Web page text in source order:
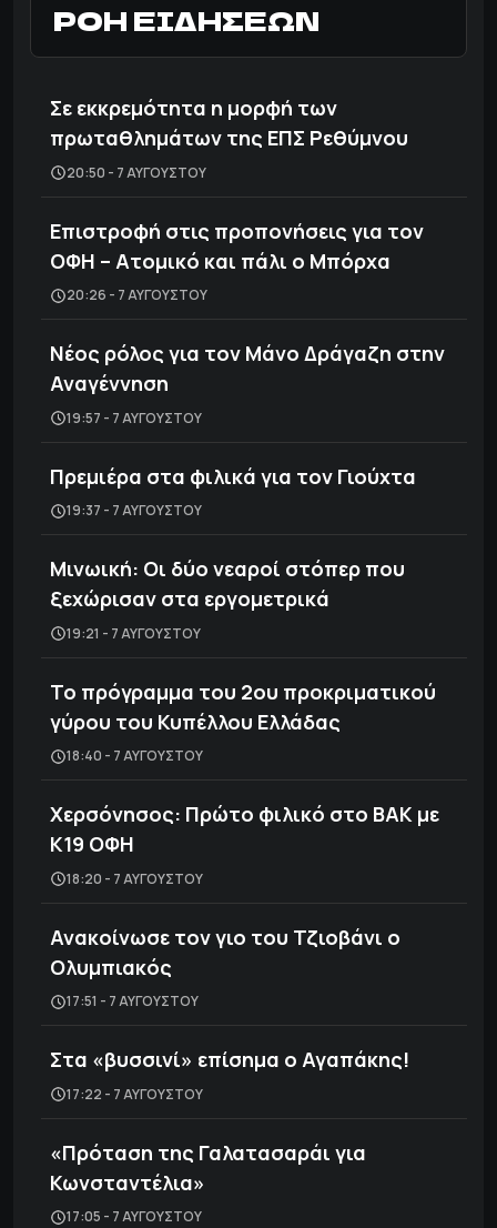
ΡΟΗ ΕΙΔΗΣΕΩΝ
Σε εκκρεμότητα η μορφή των
πρωταθλημάτων της ΕΠΣ Ρεθύμνου
20:50 - 7 ΑΥΓΟΎΣΤΟΥ
Επιστροφή στις προπονήσεις για τον
ΟΦΗ – Ατομικό και πάλι ο Μπόρχα
20:26 - 7 ΑΥΓΟΎΣΤΟΥ
Νέος ρόλος για τον Μάνο Δράγαζη στην
Αναγέννηση
19:57 - 7 ΑΥΓΟΎΣΤΟΥ
Πρεμιέρα στα φιλικά για τον Γιούχτα
19:37 - 7 ΑΥΓΟΎΣΤΟΥ
Μινωική: Οι δύο νεαροί στόπερ που
ξεχώρισαν στα εργομετρικά
19:21 - 7 ΑΥΓΟΎΣΤΟΥ
Το πρόγραμμα του 2ου προκριματικού
γύρου του Κυπέλλου Ελλάδας
18:40 - 7 ΑΥΓΟΎΣΤΟΥ
Χερσόνησος: Πρώτο φιλικό στο ΒΑΚ με
Κ19 ΟΦΗ
18:20 - 7 ΑΥΓΟΎΣΤΟΥ
Ανακοίνωσε τον γιο του Τζιοβάνι ο
Ολυμπιακός
17:51 - 7 ΑΥΓΟΎΣΤΟΥ
Στα «βυσσινί» επίσημα ο Αγαπάκης!
17:22 - 7 ΑΥΓΟΎΣΤΟΥ
«Πρόταση της Γαλατασαράι για
Κωνσταντέλια»
17:05 - 7 ΑΥΓΟΎΣΤΟΥ